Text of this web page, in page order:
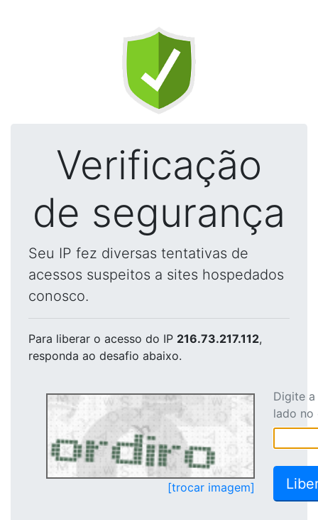
Verificação
de segurança
Seu IP fez diversas tentativas de
acessos suspeitos a sites hospedados
conosco.
Para liberar o acesso do IP 216.73.217.112,
responda ao desafio abaixo.
[trocar imagem]
Digite
lado no